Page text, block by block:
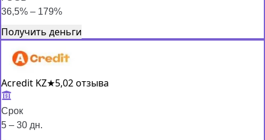
36,5% – 179%
Получить деньги
Acredit KZ★5,02 отзыва
Срок
5 – 30 дн.